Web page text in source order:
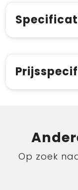
Op zoek